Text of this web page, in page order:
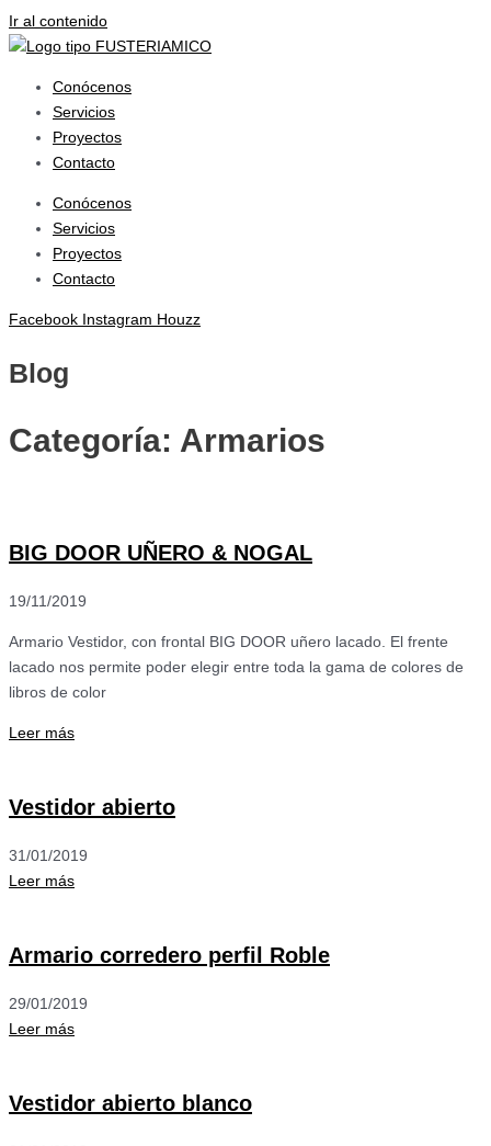
Ir al contenido
Conócenos
Servicios
Proyectos
Contacto
Conócenos
Servicios
Proyectos
Contacto
Facebook Instagram Houzz
Blog
Categoría: Armarios
BIG DOOR UÑERO & NOGAL
19/11/2019
Armario Vestidor, con frontal BIG DOOR uñero lacado. El frente
lacado nos permite poder elegir entre toda la gama de colores de
libros de color
Leer más
Vestidor abierto
31/01/2019
Leer más
Armario corredero perfil Roble
29/01/2019
Leer más
Vestidor abierto blanco